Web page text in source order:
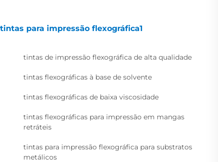
tintas para impressão flexográfica1
tintas de impressão flexográfica de alta qualidade
tintas flexográficas à base de solvente
tintas flexográficas de baixa viscosidade
tintas flexográficas para impressão em mangas
retráteis
tintas para impressão flexográfica para substratos
metálicos